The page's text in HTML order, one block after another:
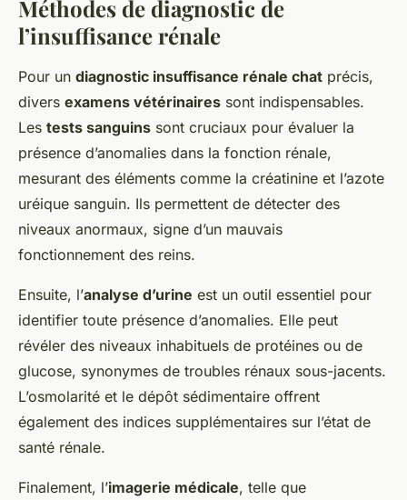
Méthodes de diagnostic de
l’insuffisance rénale
Pour un diagnostic insuffisance rénale chat précis,
divers examens vétérinaires sont indispensables.
Les tests sanguins sont cruciaux pour évaluer la
présence d’anomalies dans la fonction rénale,
mesurant des éléments comme la créatinine et l’azote
uréique sanguin. Ils permettent de détecter des
niveaux anormaux, signe d’un mauvais
fonctionnement des reins.
Ensuite, l’analyse d’urine est un outil essentiel pour
identifier toute présence d’anomalies. Elle peut
révéler des niveaux inhabituels de protéines ou de
glucose, synonymes de troubles rénaux sous-jacents.
L’osmolarité et le dépôt sédimentaire offrent
également des indices supplémentaires sur l’état de
santé rénale.
Finalement, l’imagerie médicale, telle que